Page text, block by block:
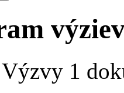
Výzvy 1